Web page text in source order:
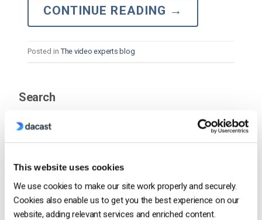
This website uses cookies
We use cookies to make our site work properly and securely.
Cookies also enable us to get you the best experience on our
website, adding relevant services and enriched content.
CONTINUE READING →
Posted in The video experts blog
Search